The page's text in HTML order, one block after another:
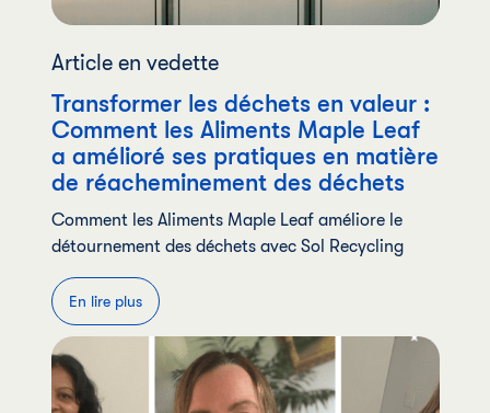
Article en vedette
Transformer les déchets en valeur :
Comment les Aliments Maple Leaf
a amélioré ses pratiques en matière
de réacheminement des déchets
Comment les Aliments Maple Leaf améliore le
détournement des déchets avec Sol Recycling
En lire plus